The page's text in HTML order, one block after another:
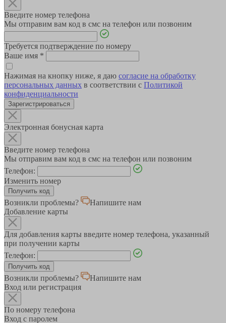
Введите номер телефона
Мы отправим вам код в смс на телефон или позвоним
Требуется подтверждение по номеру
Ваше имя *
Нажимая на кнопку ниже, я даю согласие на обработку
персональных данных в соответствии с Политикой
конфиденциальности
Зарегистрироваться
Электронная бонусная карта
Введите номер телефона
Мы отправим вам код в смс на телефон или позвоним
Телефон:
Изменить номер
Возникли проблемы?
Напишите нам
Добавление карты
Для добавления карты введите номер телефона, указанный
при получении карты
Телефон:
Возникли проблемы?
Напишите нам
Вход или регистрация
По номеру телефона
Вход с паролем